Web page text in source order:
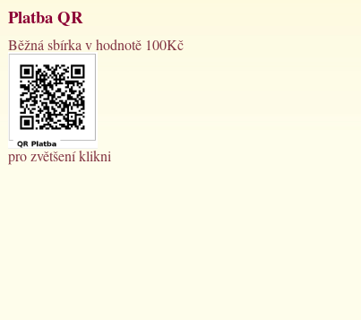
Platba QR
Běžná sbírka v hodnotě 100Kč
pro zvětšení klikni